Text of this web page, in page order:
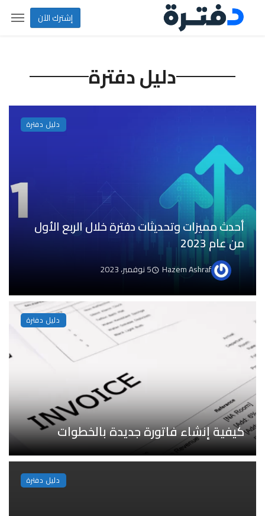
إشترك الآن
دليل دفترة
أحدث مميزات وتحديثات دفترة خلال الربع الأول
من عام 2023
Hazem Ashraf 5 نوفمبر، 2023
دليل دفترة
كيفية إنشاء فاتورة جديدة بالخطوات
دليل دفترة
دليل دفترة